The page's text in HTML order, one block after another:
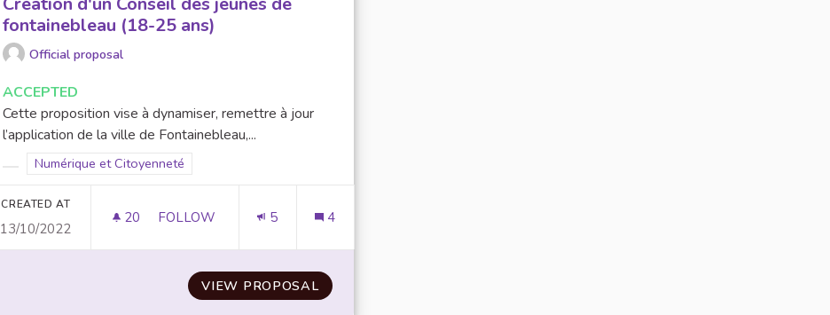
fontainebleau (18-25 ans)
Official proposal
ACCEPTED
Cette proposition vise à dynamiser, remettre à jour
l’application de la ville de Fontainebleau,...
Filter results for scope: Numérique et Citoyenneté
Numérique et Citoyenneté
CREATED AT
13/10/2022
20 20 FOLLOWERS
FOLLOW 5 4
VIEW PROPOSALCRÉATION D'UN CONSEIL DES JEUNES DE FONTAINEBLEAU (18-25 ANS)